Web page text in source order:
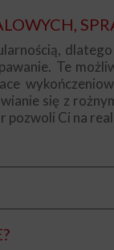
Te
się z
pozwoli Ci na